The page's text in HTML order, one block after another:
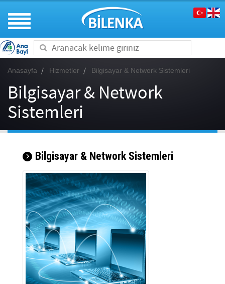
Toggle
navigation
Anasayfa Hizmetler Bilgisayar & Network Sistemleri
Bilgisayar & Network
Sistemleri
Bilgisayar & Network Sistemleri